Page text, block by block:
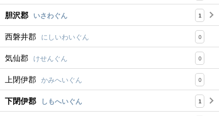
胆沢郡 いさわぐん 1
西磐井郡 にしいわいぐん 0
気仙郡 けせんぐん 0
上閉伊郡 かみへいぐん 0
下閉伊郡 しもへいぐん 1